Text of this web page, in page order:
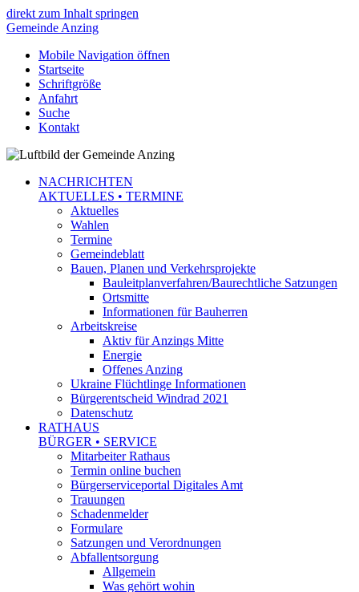
direkt zum Inhalt springen
Gemeinde Anzing
Mobile Navigation öffnen
Startseite
Schriftgröße
Anfahrt
Suche
Kontakt
NACHRICHTEN
AKTUELLES • TERMINE
Aktuelles
Wahlen
Termine
Gemeindeblatt
Bauen, Planen und Verkehrsprojekte
Bauleitplanverfahren/Baurechtliche Satzungen
Ortsmitte
Informationen für Bauherren
Arbeitskreise
Aktiv für Anzings Mitte
Energie
Offenes Anzing
Ukraine Flüchtlinge Informationen
Bürgerentscheid Windrad 2021
Datenschutz
RATHAUS
BÜRGER • SERVICE
Mitarbeiter Rathaus
Termin online buchen
Bürgerserviceportal Digitales Amt
Trauungen
Schadenmelder
Formulare
Satzungen und Verordnungen
Abfallentsorgung
Allgemein
Was gehört wohin